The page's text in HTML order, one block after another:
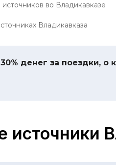
во Владикавказе
Владикавказа
денег за поездки, о